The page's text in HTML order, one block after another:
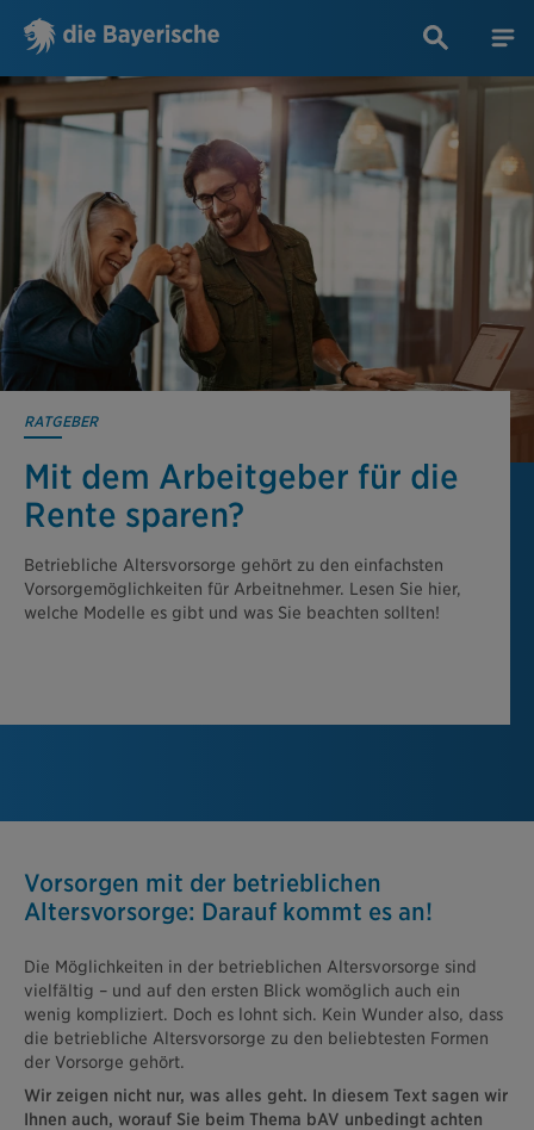
RATGEBER
Mit dem Arbeitgeber für die
Rente sparen?
Betriebliche Altersvorsorge gehört zu den einfachsten
Vorsorgemöglichkeiten für Arbeitnehmer. Lesen Sie hier,
welche Modelle es gibt und was Sie beachten sollten!
Vorsorgen mit der betrieblichen
Altersvorsorge: Darauf kommt es an!
Die Möglichkeiten in der betrieblichen Altersvorsorge sind
vielfältig – und auf den ersten Blick womöglich auch ein
wenig kompliziert. Doch es lohnt sich. Kein Wunder also, dass
die betriebliche Altersvorsorge zu den beliebtesten Formen
der Vorsorge gehört.
Wir zeigen nicht nur, was alles geht. In diesem Text sagen wir
Ihnen auch, worauf Sie beim Thema bAV unbedingt achten